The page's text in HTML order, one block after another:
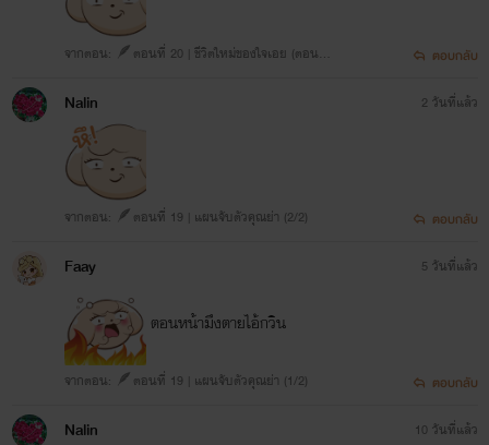
จากตอน: 🪶ตอนที่ 20 | ชีวิตใหม่ของใจเอย (ตอนจ
ตอบกลับ
Nalin
จากตอน: 🪶ตอนที่ 19 | แผนจับตัวคุณย่า (2/2)
2 วันที่แล้ว
ตอบกลับ
Faay
ตอนหน้ามึงตายไอ้กวิน
จากตอน: 🪶ตอนที่ 19 | แผนจับตัวคุณย่า (1/2)
5 วันที่แล้ว
ตอบกลับ
Nalin 10 วันที่แล้ว